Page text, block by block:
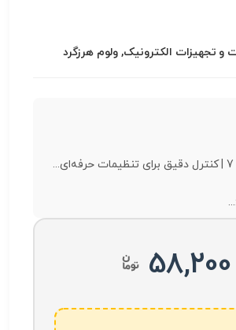
و تجهیزات الکترونیک, ولوم هرزگرد
58,200